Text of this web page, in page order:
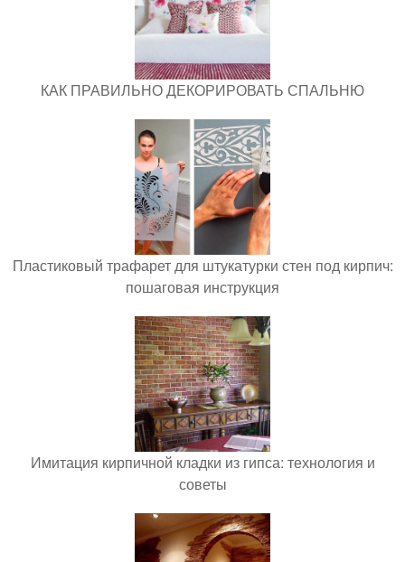
КАК ПРАВИЛЬНО ДЕКОРИРОВАТЬ СПАЛЬНЮ
Пластиковый трафарет для штукатурки стен под кирпич:
пошаговая инструкция
Имитация кирпичной кладки из гипса: технология и
советы